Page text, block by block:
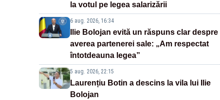
la votul pe legea salarizării
6 aug. 2026, 16:34
Ilie Bolojan evită un răspuns clar despre
averea partenerei sale: „Am respectat
întotdeauna legea”
5 aug. 2026, 22:15
Laurențiu Botin a descins la vila lui Ilie
Bolojan